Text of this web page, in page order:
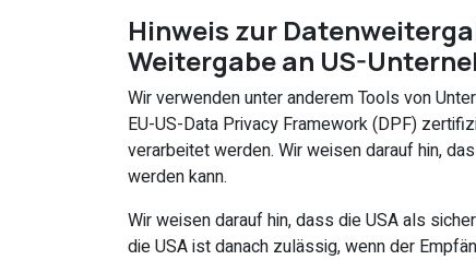
Hinweis zur
Weitergabe an US-
Wir verwenden unter anderem Tools von
EU-US-Data Privacy Framework (DPF)
verarbeitet werden. Wir weisen darauf hin,
werden kann.
Wir weisen darauf hin, dass die USA als
die USA ist danach zulässig, wenn der